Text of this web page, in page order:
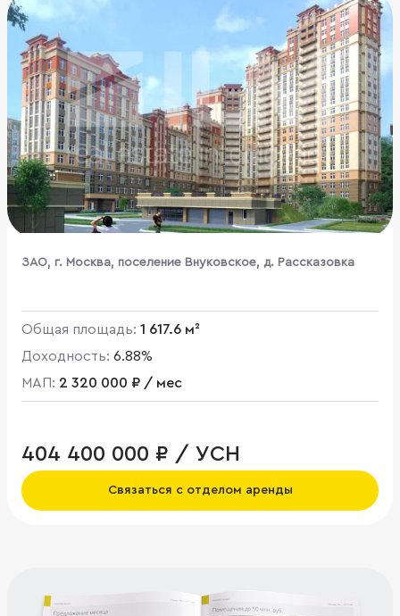
ЗАО, г. Москва, поселение Внуковское, д. Рассказовка
Общая площадь: 1 617.6 м²
Доходность: 6.88%
МАП: 2 320 000 ₽ / мес
404 400 000 ₽ / УСН
Связаться с отделом аренды